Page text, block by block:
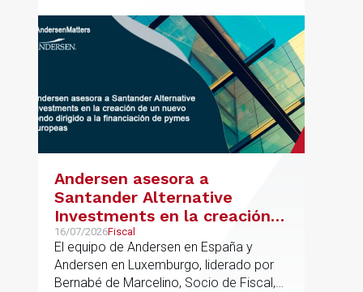
Andersen asesora a
Santander Alternative
Investments en la creación
de un nuevo fondo dirigido a
la financiación de pymes
europeas
16/07/2026Fiscal
El equipo de Andersen en España y
Andersen en Luxemburgo, liderado por
Bernabé de Marcelino, Socio de Fiscal,